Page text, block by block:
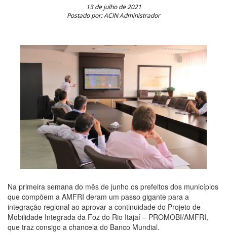
13 de julho de 2021
Postado por: ACIN Administrador
Na primeira semana do mês de junho os prefeitos dos municípios
que compõem a AMFRI deram um passo gigante para a
integração regional ao aprovar a continuidade do Projeto de
Mobilidade Integrada da Foz do Rio Itajaí – PROMOBI/AMFRI,
que traz consigo a chancela do Banco Mundial.